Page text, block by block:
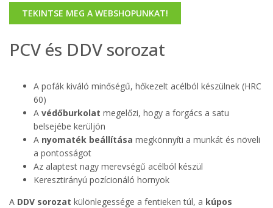
TEKINTSE MEG A WEBSHOPUNKAT!
PCV és DDV sorozat
A pofák kiváló minőségű, hőkezelt acélból készülnek (HRC
60)
A védőburkolat megelőzi, hogy a forgács a satu
belsejébe kerüljön
A nyomaték beállítása megkönnyíti a munkát és növeli
a pontosságot
Az alaptest nagy merevségű acélból készül
Keresztirányú pozícionáló hornyok
A DDV sorozat különlegessége a fentieken túl, a kúpos